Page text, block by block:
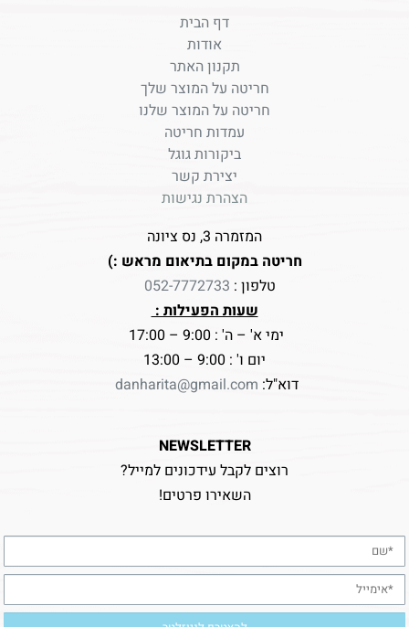
דף הבית
אודות
תקנון האתר
חריטה על המוצר שלך
חריטה על המוצר שלנו
עמדות חריטה
ביקורות גוגל
יצירת קשר
הצהרת נגישות
המזמרה 3, נס ציונה
חריטה במקום בתיאום מראש :)
טלפון : 052-7772733
שעות הפעילות :
ימי א' – ה' : 9:00 – 17:00
יום ו' : 9:00 – 13:00
דוא"ל: danharita@gmail.com
NEWSLETTER
רוצים לקבל עידכונים למייל?
השאירו פרטים!